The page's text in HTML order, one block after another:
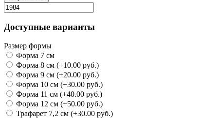
Доступные варианты
Размер формы
Форма 7 см
Форма 8 см (+10.00 руб.)
Форма 9 см (+20.00 руб.)
Форма 10 см (+30.00 руб.)
Форма 11 см (+40.00 руб.)
Форма 12 см (+50.00 руб.)
Трафарет 7,2 см (+30.00 руб.)